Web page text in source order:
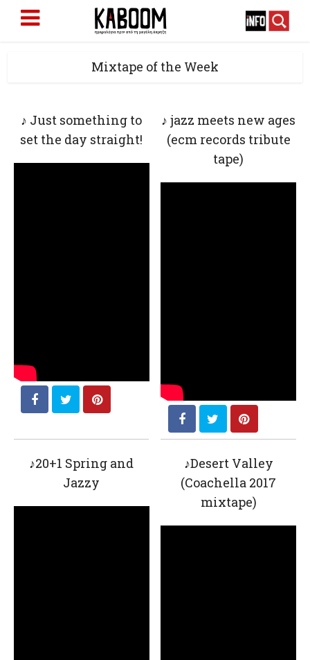
Mixtape of the Week
♪ Just something to
set the day straight!
♪ jazz meets new ages
(ecm records tribute
tape)
♪20+1 Spring and
Jazzy
♪Desert Valley
(Coachella 2017
mixtape)